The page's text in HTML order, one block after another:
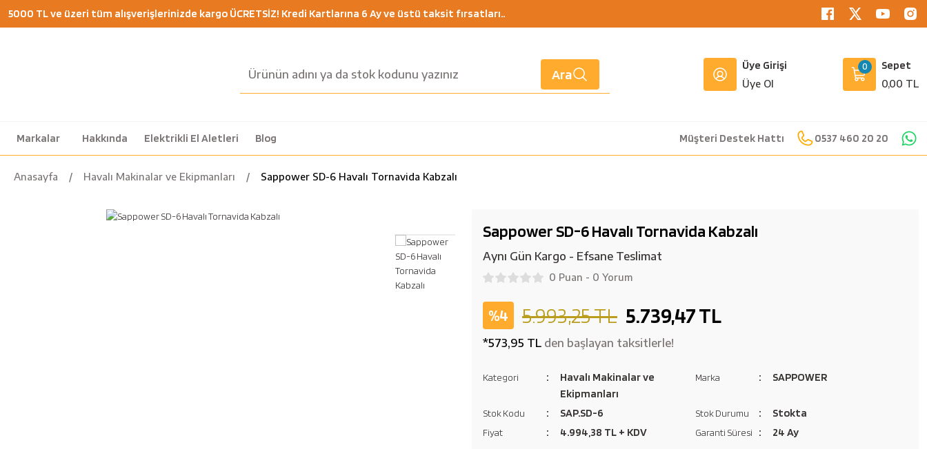
5000 TL ve üzeri tüm alışverişlerinizde kargo ÜCRETSİZ! Kredi Kartlarına 6 Ay ve üstü taksit fırsatları..
Ara
Üye Girişi
Üye Ol
Sepet
0,00 TL
0
Markalar Hakkında Elektrikli El Aletleri Blog Müşteri Destek Hattı 0537 460 20 20
Anasayfa Havalı Makinalar ve Ekipmanları Sappower SD-6 Havalı Tornavida Kabzalı
Sappower SD-6 Havalı Tornavida Kabzalı
Aynı Gün Kargo - Efsane Teslimat
0 Puan - 0 Yorum
%4 5.993,25 TL 5.739,47 TL
*573,95 TL den başlayan taksitlerle!
Kategori
Havalı Makinalar ve
Ekipmanları
Marka SAPPOWER
Stok Kodu SAP.SD-6 Stok Durumu Stokta
Fiyat 4.994,38 TL + KDV Garanti Süresi 24 Ay